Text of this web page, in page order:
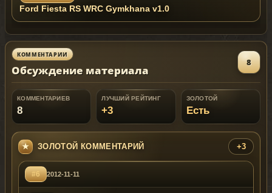
Ford Fiesta RS WRC Gymkhana v1.0
КОММЕНТАРИИ
Обсуждение материала
8
КОММЕНТАРИЕВ
8
ЛУЧШИЙ РЕЙТИНГ
+3
ЗОЛОТОЙ
Есть
ЗОЛОТОЙ КОММЕНТАРИЙ +3
#6 2012-11-11